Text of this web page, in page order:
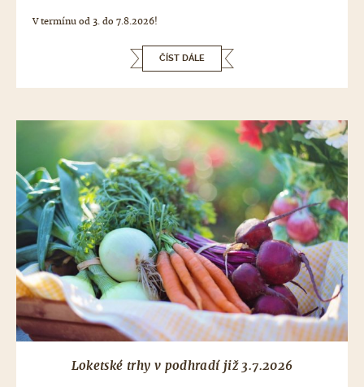
V termínu od 3. do 7.8.2026!
ČÍST DÁLE
Loketské trhy v podhradí již 3.7.2026